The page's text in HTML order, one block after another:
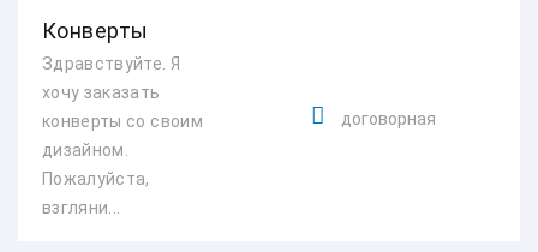
Конверты
Здравствуйте. Я
хочу заказать
конверты со своим
дизайном.
Пожалуйста,
взгляни...
договорная